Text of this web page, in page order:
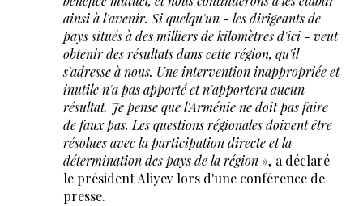
ainsi à l'avenir. Si quelqu'un - les dirigeants de
pays situés à des milliers de kilomètres d'ici - veut
obtenir des résultats dans cette région, qu'il
s'adresse à nous. Une intervention inappropriée et
inutile n'a pas apporté et n'apportera aucun
résultat. Je pense que l'Arménie ne doit pas faire
de faux pas. Les questions régionales doivent être
résolues avec la participation directe et la
détermination des pays de la région», a déclaré
le président Aliyev lors d'une conférence de
presse.